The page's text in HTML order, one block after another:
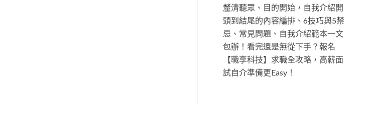
釐清聽眾、目的開始，自我介紹開
頭到結尾的內容編排、6技巧與5禁
忌、常見問題、自我介紹範本一文
包辦！看完還是無從下手？報名
【職享科技】求職全攻略，高薪面
試自介準備更Easy！